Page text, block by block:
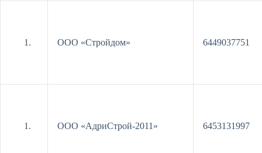
ООО «Стройдом» 6449037751
ООО «АдриСтрой-2011» 6453131997